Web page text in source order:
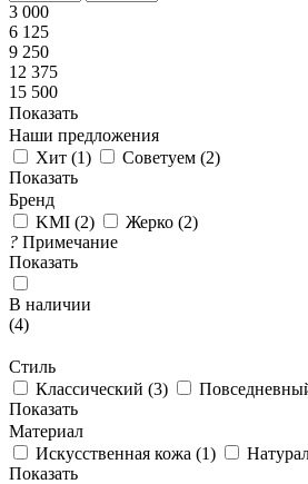
3 000
6 125
9 250
12 375
15 500
Показать
Наши предложения
Хит (1) Советуем (2)
Показать
Бренд
KMI (2) Жерко (2)
? Примечание
Показать
В наличии
(4)
Стиль
Классический (3)
Показать
Материал
Искусственная кожа (1)
Показать